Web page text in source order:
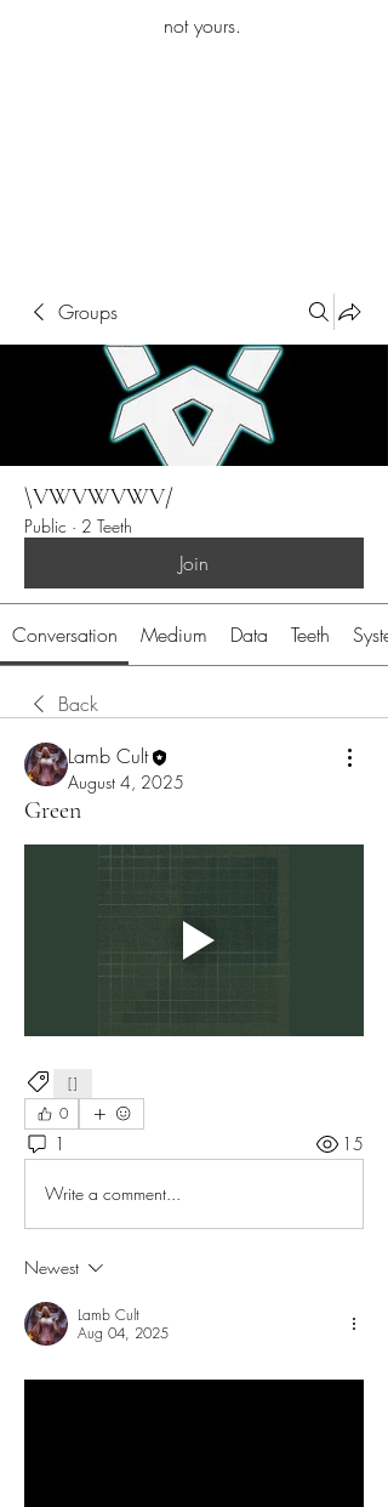
not yours.
Groups
\VWVWVWV/
Public · 2 Teeth
Join
Conversation Medium Data Teeth
Back
Lamb Cult
August 4, 2025
Green
[]
0
1 15
Write a comment...
Newest
Lamb Cult
Aug 04, 2025